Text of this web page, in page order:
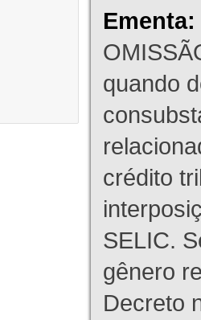
Ementa:
quando
crédito
SELIC.
gênero
Decreto